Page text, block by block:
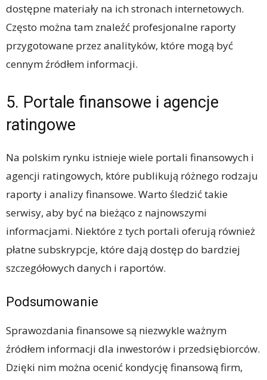
dostępne materiały na ich stronach internetowych.
Często można tam znaleźć profesjonalne raporty
przygotowane przez analityków, które mogą być
cennym źródłem informacji.
5. Portale finansowe i agencje
ratingowe
Na polskim rynku istnieje wiele portali finansowych i
agencji ratingowych, które publikują różnego rodzaju
raporty i analizy finansowe. Warto śledzić takie
serwisy, aby być na bieżąco z najnowszymi
informacjami. Niektóre z tych portali oferują również
płatne subskrypcje, które dają dostęp do bardziej
szczegółowych danych i raportów.
Podsumowanie
Sprawozdania finansowe są niezwykle ważnym
źródłem informacji dla inwestorów i przedsiębiorców.
Dzięki nim można ocenić kondycję finansową firm,